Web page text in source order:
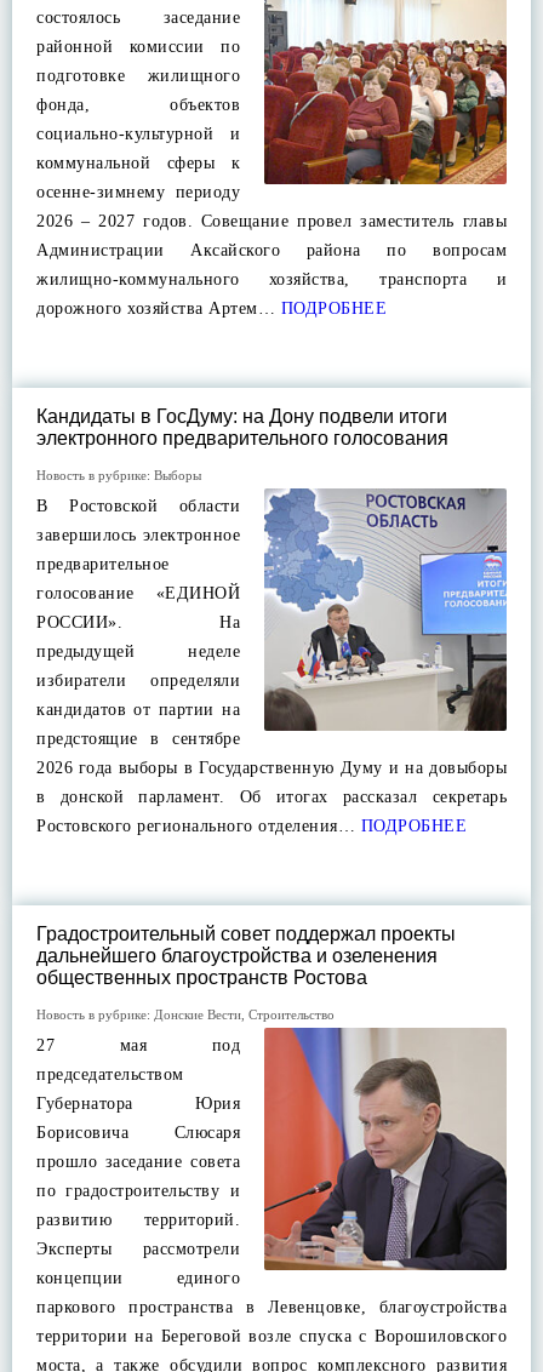
состоялось заседание
районной комиссии по
подготовке жилищного
фонда, объектов
социально-культурной и
коммунальной сферы к
осенне-зимнему периоду
2026 – 2027 годов. Совещание провел заместитель главы
Администрации Аксайского района по вопросам
жилищно-коммунального хозяйства, транспорта и
дорожного хозяйства Артем… ПОДРОБНЕЕ
Кандидаты в ГосДуму: на Дону подвели итоги
электронного предварительного голосования
Новость в рубрике: Выборы
В Ростовской области
завершилось электронное
предварительное
голосование «ЕДИНОЙ
РОССИИ». На
предыдущей неделе
избиратели определяли
кандидатов от партии на
предстоящие в сентябре
2026 года выборы в Государственную Думу и на довыборы
в донской парламент. Об итогах рассказал секретарь
Ростовского регионального отделения… ПОДРОБНЕЕ
Градостроительный совет поддержал проекты
дальнейшего благоустройства и озеленения
общественных пространств Ростова
Новость в рубрике: Донские Вести Строительство
27 мая под
председательством
Губернатора Юрия
Борисовича Слюсаря
прошло заседание совета
по градостроительству и
развитию территорий.
Эксперты рассмотрели
концепции единого
паркового пространства в Левенцовке, благоустройства
территории на Береговой возле спуска с Ворошиловского
моста, а также обсудили вопрос комплексного развития